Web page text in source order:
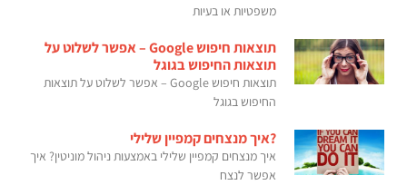
משפטיות או בעיות
תוצאות חיפוש Google – אפשר לשלוט על
תוצאות החיפוש בגוגל
תוצאות חיפוש Google – אפשר לשלוט על תוצאות
החיפוש בגוגל
?איך מנצחים קמפיין שלילי
איך מנצחים קמפיין שלילי באמצעות ניהול מוניטין? איך
אפשר לנצח